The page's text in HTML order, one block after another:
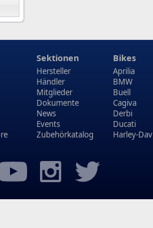
Sektionen
Hersteller
Händler
Mitglieder
Dokumente
News
Events
Zubehörkatalog
Bikes
Aprilia
BMW
Buell
Cagiva
Derbi
Ducati
Harley-